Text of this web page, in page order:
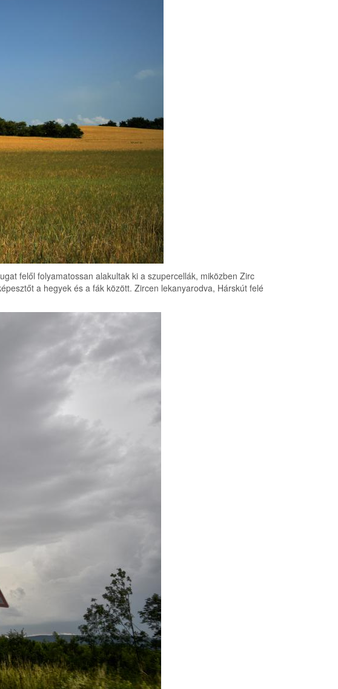
felől folyamatossan alakultak ki a szupercellák, miközben Zirc
a hegyek és a fák között. Zircen lekanyarodva, Hárskút felé